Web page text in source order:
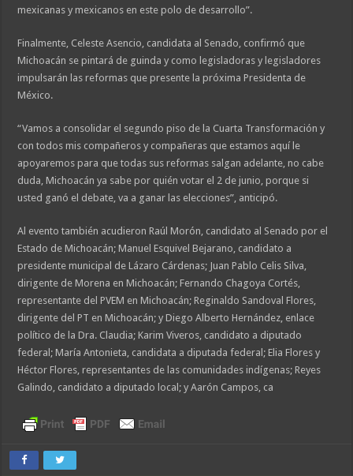
mexicanas y mexicanos en este polo de desarrollo”.
Finalmente, Celeste Asencio, candidata al Senado, confirmó que
Michoacán se pintará de guinda y como legisladoras y legisladores
impulsarán las reformas que presente la próxima Presidenta de
México.
“Vamos a consolidar el segundo piso de la Cuarta Transformación y
con todos mis compañeros y compañeras que estamos aquí le
apoyaremos para que todas sus reformas salgan adelante, no cabe
duda, Michoacán ya sabe por quién votar el 2 de junio, porque si
usted ganó el debate, va a ganar las elecciones”, anticipó.
Al evento también acudieron Raúl Morón, candidato al Senado por el
Estado de Michoacán; Manuel Esquivel Bejarano, candidato a
presidente municipal de Lázaro Cárdenas; Juan Pablo Celis Silva,
dirigente de Morena en Michoacán; Fernando Chagoya Cortés,
representante del PVEM en Michoacán; Reginaldo Sandoval Flores,
dirigente del PT en Michoacán; y Diego Alberto Hernández, enlace
político de la Dra. Claudia; Karim Viveros, candidato a diputado
federal; María Antonieta, candidata a diputada federal; Elia Flores y
Héctor Flores, representantes de las comunidades indígenas; Reyes
Galindo, candidato a diputado local; y Aarón Campos, ca